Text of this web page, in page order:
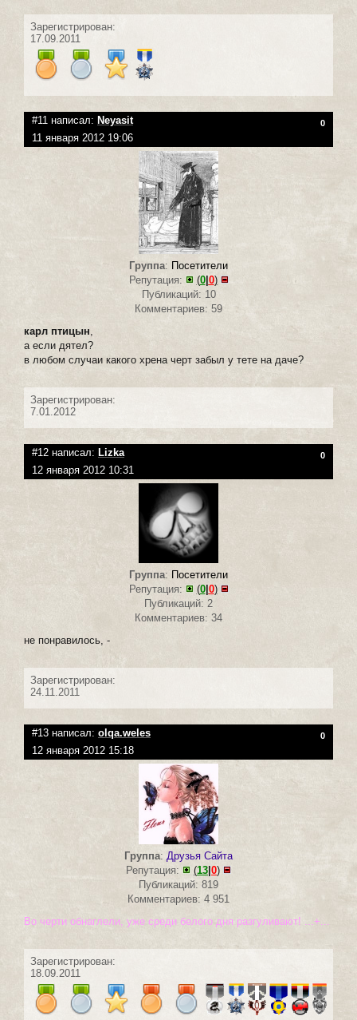
Зарегистрирован:
17.09.2011
#11 написал: Neyasit 0
11 января 2012 19:06
Группа: Посетители
Репутация:
(0| 0)
Публикаций: 10
Комментариев: 59
карл птицын,
а если дятел?
в любом случаи какого хрена черт забыл у тете на даче?
Зарегистрирован:
7.01.2012
#12 написал: Lizka 0
12 января 2012 10:31
Группа: Посетители
Репутация:
(0| 0)
Публикаций: 2
Комментариев: 34
не понравилось, -
Зарегистрирован:
24.11.2011
#13 написал: olqa.weles 0
12 января 2012 15:18
Группа: Друзья Сайта
Репутация:
(13 0)
Публикаций: 819
Комментариев: 4 951
Во черти обнаглели, уже среди белого дня разгуливают! ...+...
Зарегистрирован:
18.09.2011